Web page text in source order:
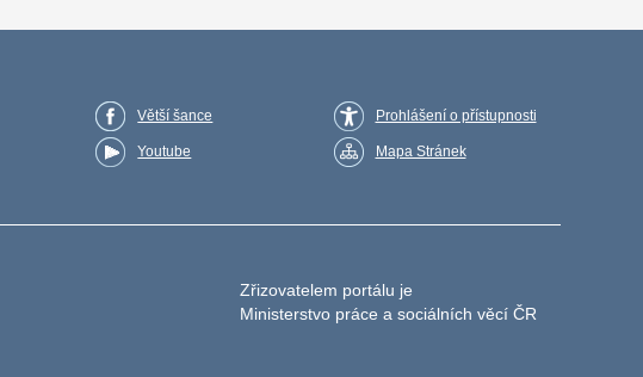
Větší šance
Youtube
Prohlášení o přístupnosti
Mapa Stránek
Zřizovatelem portálu je
Ministerstvo práce a sociálních věcí ČR